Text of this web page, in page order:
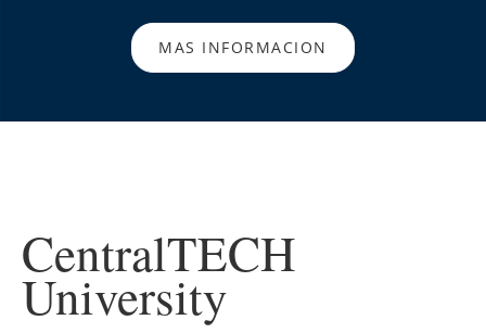
MAS INFORMACION
CentralTECH
University